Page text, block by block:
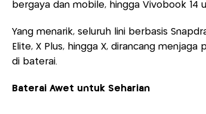
bergaya dan mobile, hingga Vivobook 14
Yang menarik, seluruh lini berbasis
Elite, X Plus, hingga X, dirancang
di baterai.
Baterai Awet untuk Seharian